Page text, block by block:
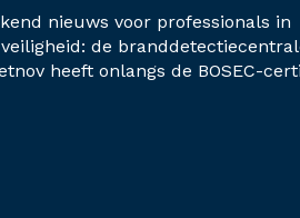
nieuws voor professionals in
de
heeft onlangs de BOSEC-